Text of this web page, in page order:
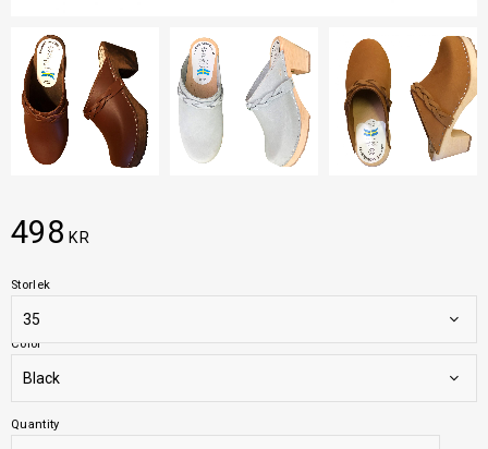
498 KR
Storlek
Color
Quantity